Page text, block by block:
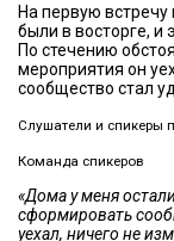
На первую
были в восторге, и
По стечению
мероприятия он
сообщество стал
Слушатели и спикеры
Команда спикеров
«Дома у меня
сформировать
уехал, ничего не